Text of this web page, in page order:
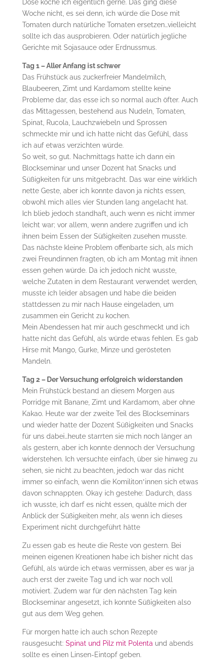
Dose koche ich eigentlich gerne. Das ging diese
Woche nicht, es sei denn, ich würde die Dose mit
Tomaten durch natürliche Tomaten ersetzen…vielleicht
sollte ich das ausprobieren. Oder natürlich jegliche
Gerichte mit Sojasauce oder Erdnussmus.
Tag 1 – Aller Anfang ist schwer
Das Frühstück aus zuckerfreier Mandelmilch,
Blaubeeren, Zimt und Kardamom stellte keine
Probleme dar, das esse ich so normal auch öfter. Auch
das Mittagessen, bestehend aus Nudeln, Tomaten,
Spinat, Rucola, Lauchzwiebeln und Sprossen
schmeckte mir und ich hatte nicht das Gefühl, dass
ich auf etwas verzichten würde.
So weit, so gut. Nachmittags hatte ich dann ein
Blockseminar und unser Dozent hat Snacks und
Süßigkeiten für uns mitgebracht. Das war eine wirklich
nette Geste, aber ich konnte davon ja nichts essen,
obwohl mich alles vier Stunden lang angelacht hat.
Ich blieb jedoch standhaft, auch wenn es nicht immer
leicht war; vor allem, wenn andere zugriffen und ich
ihnen beim Essen der Süßigkeiten zusehen musste.
Das nächste kleine Problem offenbarte sich, als mich
zwei Freundinnen fragten, ob ich am Montag mit ihnen
essen gehen würde. Da ich jedoch nicht wusste,
welche Zutaten in dem Restaurant verwendet werden,
musste ich leider absagen und habe die beiden
stattdessen zu mir nach Hause eingeladen, um
zusammen ein Gericht zu kochen.
Mein Abendessen hat mir auch geschmeckt und ich
hatte nicht das Gefühl, als würde etwas fehlen. Es gab
Hirse mit Mango, Gurke, Minze und gerösteten
Mandeln.
Tag 2 – Der Versuchung erfolgreich widerstanden
Mein Frühstück bestand an diesem Morgen aus
Porridge mit Banane, Zimt und Kardamom, aber ohne
Kakao. Heute war der zweite Teil des Blockseminars
und wieder hatte der Dozent Süßigkeiten und Snacks
für uns dabei…heute starrten sie mich noch länger an
als gestern, aber ich konnte dennoch der Versuchung
widerstehen. Ich versuchte einfach, über sie hinweg zu
sehen, sie nicht zu beachten, jedoch war das nicht
immer so einfach, wenn die Komiliton*innen sich etwas
davon schnappten. Okay ich gestehe: Dadurch, dass
ich wusste, ich darf es nicht essen, quälte mich der
Anblick der Süßigkeiten mehr, als wenn ich dieses
Experiment nicht durchgeführt hätte
Zu essen gab es heute die Reste von gestern. Bei
meinen eigenen Kreationen habe ich bisher nicht das
Gefühl, als würde ich etwas vermissen, aber es war ja
auch erst der zweite Tag und ich war noch voll
motiviert. Zudem war für den nächsten Tag kein
Blockseminar angesetzt, ich konnte Süßigkeiten also
gut aus dem Weg gehen.
Für morgen hatte ich auch schon Rezepte
rausgesucht: Spinat und Pilz mit Polenta und abends
sollte es einen Linsen-Eintopf geben.